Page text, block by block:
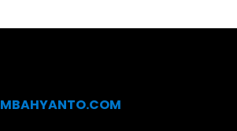
MBAHYANTO.COM